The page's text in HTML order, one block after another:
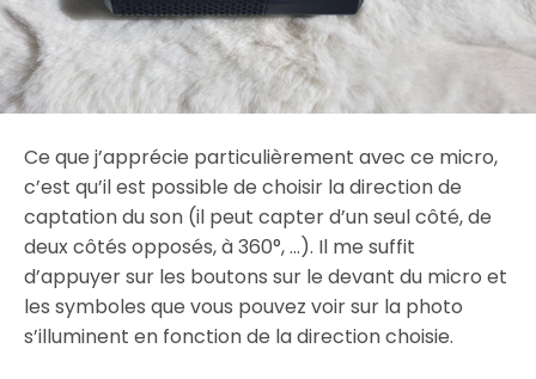
Ce que j’apprécie particulièrement avec ce micro,
c’est qu’il est possible de choisir la direction de
captation du son (il peut capter d’un seul côté, de
deux côtés opposés, à 360°, …). Il me suffit
d’appuyer sur les boutons sur le devant du micro et
les symboles que vous pouvez voir sur la photo
s’illuminent en fonction de la direction choisie.